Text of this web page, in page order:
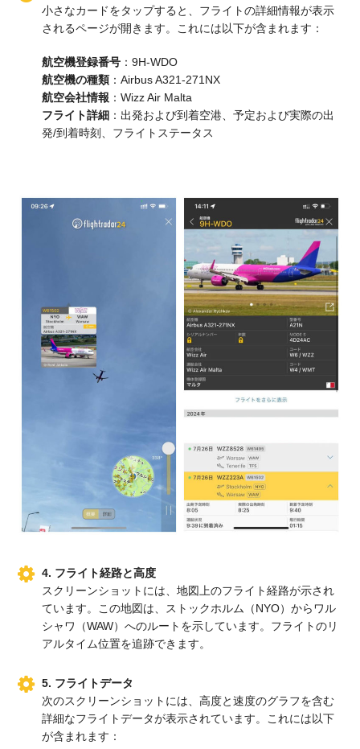
小さなカードをタップすると、フライトの詳細情報が表示
されるページが開きます。これには以下が含まれます：
航空機登録番号 ：9H-WDO
航空機の種類 ：Airbus A321-271NX
航空会社情報 ：Wizz Air Malta
フライト詳細 ：出発および到着空港、予定および実際の出
発/到着時刻、フライトステータス
4. フライト経路と高度
スクリーンショットには、地図上のフライト経路が示され
ています。この地図は、ストックホルム（NYO）からワル
シャワ（WAW）へのルートを示しています。フライトのリ
アルタイム位置を追跡できます。
5. フライトデータ
次のスクリーンショットには、高度と速度のグラフを含む
詳細なフライトデータが表示されています。これには以下
が含まれます：